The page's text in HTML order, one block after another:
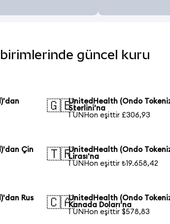
güncel kuru
🇬🇧UnitedHealth (Ondo
Sterlini'na
1 UNHon eşittir £306,93
Çin
🇹🇷UnitedHealth (Ondo
Lirası'na
1 UNHon eşittir ₺19.658,42
Rus
🇨🇦UnitedHealth (Ondo
Kanada Doları'na
1 UNHon eşittir $578,83